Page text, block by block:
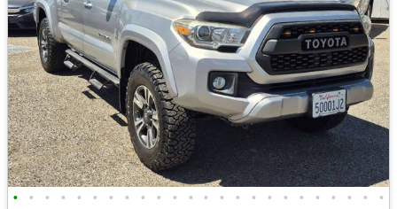
• • • • • • • • • • • • • • • • • • • • • • • •